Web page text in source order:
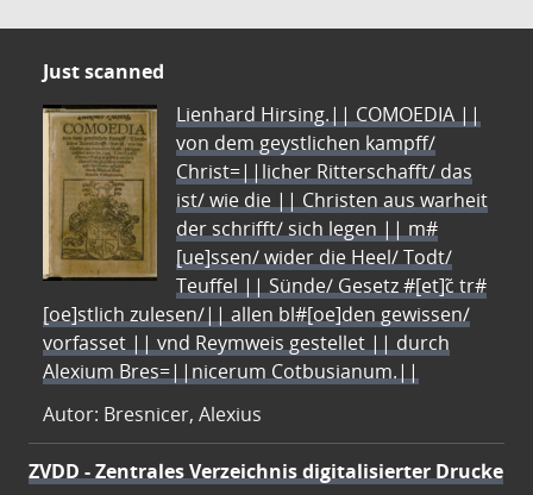
Just scanned
Lienhard Hirsing.|| COMOEDIA ||
von dem geystlichen kampff/
Christ=||licher Ritterschafft/ das
ist/ wie die || Christen aus warheit
der schrifft/ sich legen || m#
[ue]ssen/ wider die Heel/ Todt/
Teuffel || Sünde/ Gesetz #[et]c̃ tr#
[oe]stlich zulesen/|| allen bl#[oe]den gewissen/
vorfasset || vnd Reymweis gestellet || durch
Alexium Bres=||nicerum Cotbusianum.||
Autor: Bresnicer, Alexius
ZVDD - Zentrales Verzeichnis digitalisierter Drucke